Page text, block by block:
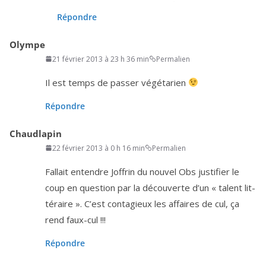
Répondre
Olympe
21 février 2013 à 23 h 36 min Permalien
Il est temps de pas­ser végétarien
Répondre
Chaudlapin
22 février 2013 à 0 h 16 min Permalien
Fallait entendre Joffrin du nou­vel Obs jus­ti­fier le
coup en ques­tion par la décou­verte d’un « talent lit­
té­raire ». C’est conta­gieux les affaires de cul, ça
rend faux-cul !!!
Répondre